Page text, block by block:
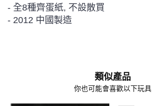
- 全8種齊蛋紙, 不設散買
- 2012 中國製造
類似產品
你也可能會喜歡以下玩具